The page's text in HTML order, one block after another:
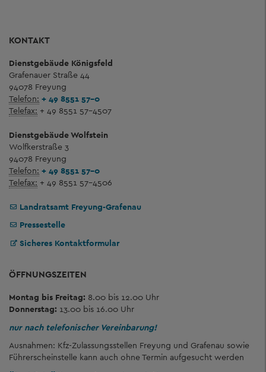
KONTAKT
Dienstgebäude Königsfeld
Grafenauer Straße 44
94078 Freyung
Telefon: + 49 8551 57-0
Telefax: + 49 8551 57-4507
Dienstgebäude Wolfstein
Wolfkerstraße 3
94078 Freyung
Telefon: + 49 8551 57-0
Telefax: + 49 8551 57-4506
Landratsamt Freyung-Grafenau
Pressestelle
Sicheres Kontaktformular
ÖFFNUNGSZEITEN
Montag bis Freitag: 8.00 bis 12.00 Uhr
Donnerstag: 13.00 bis 16.00 Uhr
nur nach telefonischer Vereinbarung!
Ausnahmen: Kfz-Zulassungsstellen Freyung und Grafenau sowie
Führerscheinstelle kann auch ohne Termin aufgesucht werden